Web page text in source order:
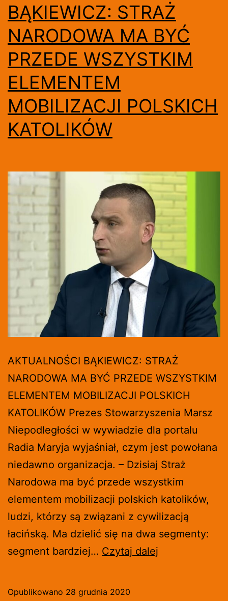
BĄKIEWICZ: STRAŻ
NARODOWA MA BYĆ
PRZEDE WSZYSTKIM
ELEMENTEM
MOBILIZACJI POLSKICH
KATOLIKÓW
AKTUALNOŚCI BĄKIEWICZ: STRAŻ
NARODOWA MA BYĆ PRZEDE WSZYSTKIM
ELEMENTEM MOBILIZACJI POLSKICH
KATOLIKÓW Prezes Stowarzyszenia Marsz
Niepodległości w wywiadzie dla portalu
Radia Maryja wyjaśniał, czym jest powołana
niedawno organizacja. – Dzisiaj Straż
Narodowa ma być przede wszystkim
elementem mobilizacji polskich katolików,
ludzi, którzy są związani z cywilizacją
łacińską. Ma dzielić się na dwa segmenty:
segment bardziej… Czytaj dalej
Opublikowano 28 grudnia 2020